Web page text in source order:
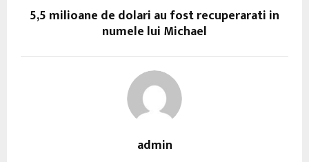
5,5 milioane de dolari au fost recuperarati in
numele lui Michael
admin